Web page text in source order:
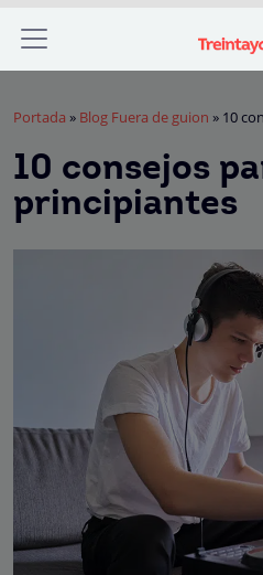
Portada » Blog Fuera de guion » 10
10 consejos
principiantes